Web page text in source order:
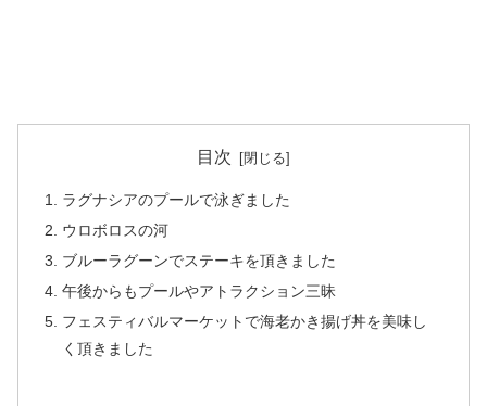
目次
ラグナシアのプールで泳ぎました
ウロボロスの河
ブルーラグーンでステーキを頂きました
午後からもプールやアトラクション三昧
フェスティバルマーケットで海老かき揚げ丼を美味し
く頂きました